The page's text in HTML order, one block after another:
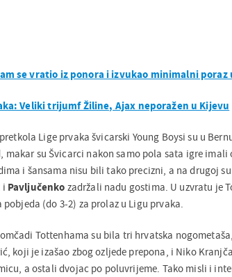
se vratio iz ponora i izvukao minimalni poraz
Veliki trijumf Žiline, Ajax neporažen u Kijevu
Lige prvaka švicarski Young Boysi su u
makar su Švicarci nakon samo pola sata igre imali
i šansama nisu bili tako precizni, a na drugoj
i Pavljučenko zadržali nadu gostima. U uzvratu je
(do 3-2) za prolaz u Ligu prvaka.
Tottenhama su bila tri hrvatska
koji je izašao zbog ozljede prepona, i Niko
a ostali dvojac po poluvrijeme. Tako misli i